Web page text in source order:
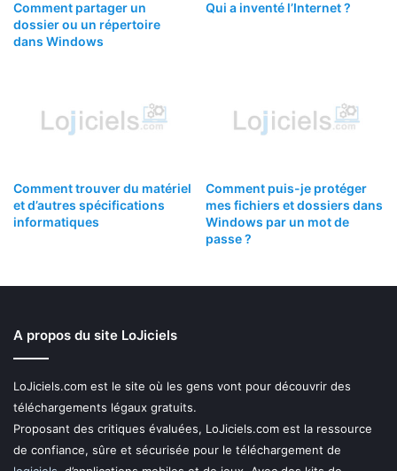
Comment partager un
dossier ou un répertoire
dans Windows
Qui a inventé l’Internet ?
Comment trouver du matériel
et d’autres spécifications
informatiques
Comment puis-je protéger
mes fichiers et dossiers dans
Windows par un mot de
passe ?
A propos du site LoJiciels
LoJiciels.com est le site où les gens vont pour découvrir des
téléchargements légaux gratuits.
Proposant des critiques évaluées, LoJiciels.com est la ressource
de confiance, sûre et sécurisée pour le téléchargement de